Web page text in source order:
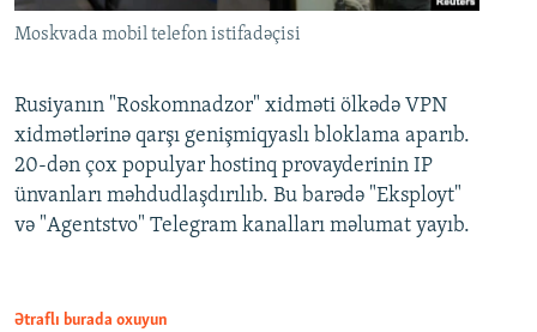
Moskvada mobil telefon istifadəçisi
Rusiyanın "Roskomnadzor" xidməti ölkədə VPN
xidmətlərinə qarşı genişmiqyaslı bloklama aparıb.
20-dən çox populyar hostinq provayderinin IP
ünvanları məhdudlaşdırılıb. Bu barədə "Eksployt"
və "Agentstvo" Telegram kanalları məlumat yayıb.
Ətraflı burada oxuyun